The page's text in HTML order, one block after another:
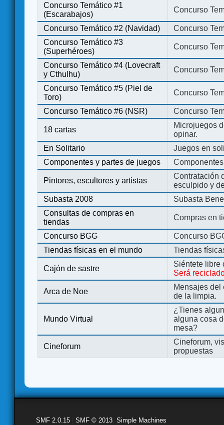
Concurso Temático #1
(Escarabajos)
Concurso
Concurso Temático #2 (Navidad)
Concurso
Concurso Temático #3
(Superhéroes)
Concurso
Concurso Temático #4 (Lovecraft
y Cthulhu)
Concurso
Concurso Temático #5 (Piel de
Toro)
Concurso
Concurso Temático #6 (NSR) Concurso
18 cartas
Microjuegos
opinar.
En Solitario
Juegos en
Componentes y partes de juegos
Pintores, escultores y artistas
Contratación
esculpido y
Subasta 2008
Subasta
Consultas de compras en
tiendas
Compras en
Concurso BGG
Concurso
Tiendas físicas en el mundo
Tiendas
Cajón de sastre
Siéntete libre
Será
Arca de Noe
Mensajes del
de la limpia.
Mundo Virtual
¿Tienes
alguna cosa
mesa?
Cineforum
Cineforum,
propuestas
SMF 2.0.15 SMF © 2013 Simple Machines